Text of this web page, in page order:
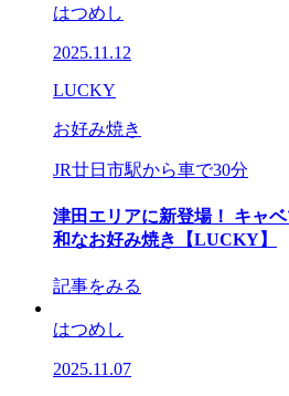
はつめし
2025.11.12
LUCKY
お好み焼き
JR廿日市駅から車で30分
津田エリアに新登場！ キャ
和なお好み焼き【LUCKY】
記事をみる
はつめし
2025.11.07